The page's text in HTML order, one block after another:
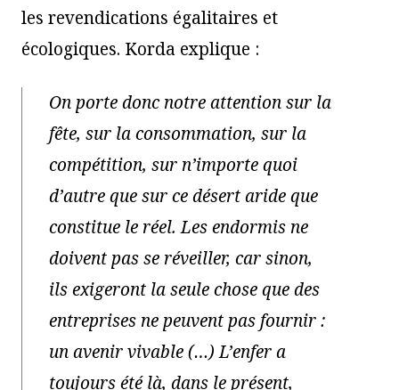
les revendications égalitaires et
écologiques. Korda explique :
On porte donc notre attention sur la
fête, sur la consommation, sur la
compétition, sur n’importe quoi
d’autre que sur ce désert aride que
constitue le réel. Les endormis ne
doivent pas se réveiller, car sinon,
ils exigeront la seule chose que des
entreprises ne peuvent pas fournir :
un avenir vivable (…) L’enfer a
toujours été là, dans le présent,